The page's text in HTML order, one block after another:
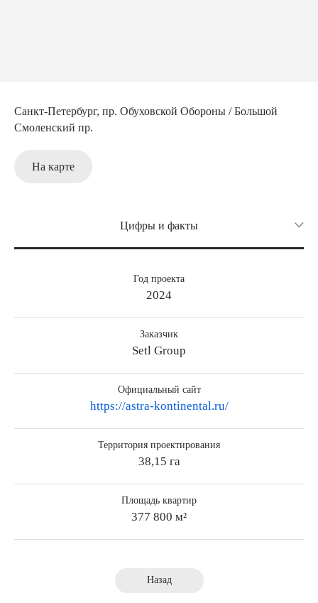
Санкт-Петербург, пр. Обуховской Обороны / Большой
Смоленский пр.
На карте
Цифры и факты
Год проекта
2024
Заказчик
Setl Group
Официальный сайт
https://astra-kontinental.ru/
Территория проектирования
38,15 га
Площадь квартир
377 800 м²
Назад